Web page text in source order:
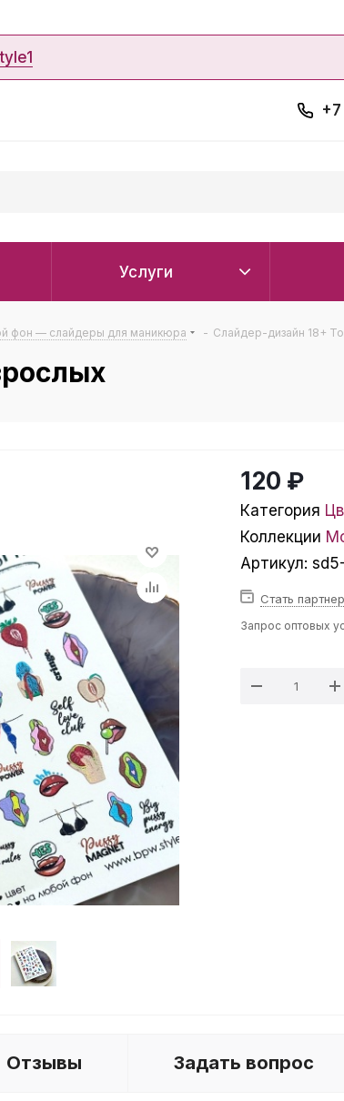
Услуги
фон — слайдеры для маникюра - Слайдер-дизайн 18+
120 ₽
Категория
Коллекции
Артикул:
Стать
Запрос оптовых
Отзывы Задать вопрос